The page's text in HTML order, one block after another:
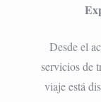
Desde el
servicios de
viaje está